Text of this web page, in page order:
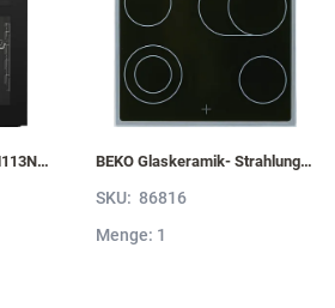
BEKO Einbauherd BBUM113N2B mit Hydrolyse, Schwarz BBUM113N2B BEKO Glaskeramik- Strahlungskochfeld EH 9641 XHN, herdgebunden EH9641XHN
SKU: 86816
Menge: 1